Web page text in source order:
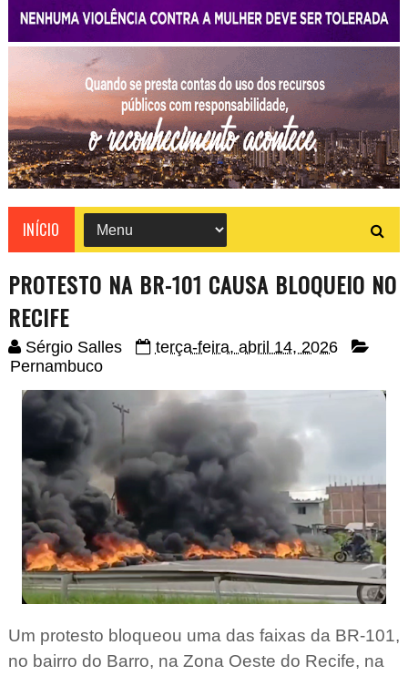
INÍCIO
PROTESTO NA BR-101 CAUSA BLOQUEIO NO
RECIFE
Sérgio Salles
terça-feira, abril 14, 2026
Pernambuco
Um protesto bloqueou uma das faixas da BR-101,
no bairro do Barro, na Zona Oeste do Recife, na